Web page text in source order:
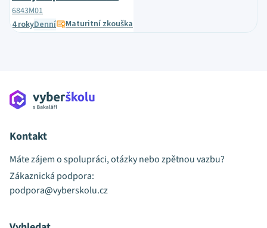
6843M01
4 rokyDenní Maturitní zkouška
Kontakt
Máte zájem o spolupráci, otázky nebo zpětnou vazbu?
Zákaznická podpora:
podpora@vyberskolu.cz